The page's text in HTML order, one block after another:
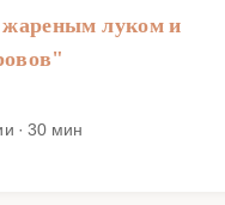
жареным луком и
· 30 мин